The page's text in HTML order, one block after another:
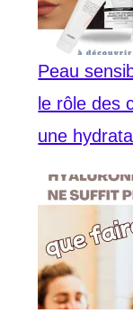
Peau
le rôle des
une